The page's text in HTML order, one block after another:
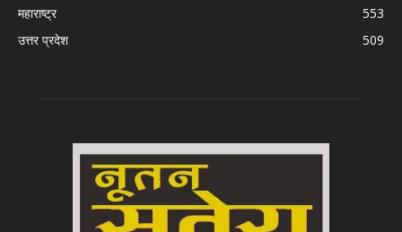
महाराष्ट्र
553
उत्तर प्रदेश
509